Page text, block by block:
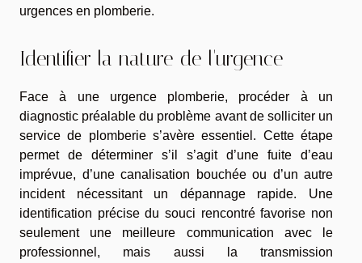
urgences en plomberie.
Identifier la nature de l'urgence
Face à une urgence plomberie, procéder à un
diagnostic préalable du problème avant de solliciter un
service de plomberie s’avère essentiel. Cette étape
permet de déterminer s’il s’agit d’une fuite d’eau
imprévue, d’une canalisation bouchée ou d’un autre
incident nécessitant un dépannage rapide. Une
identification précise du souci rencontré favorise non
seulement une meilleure communication avec le
professionnel, mais aussi la transmission